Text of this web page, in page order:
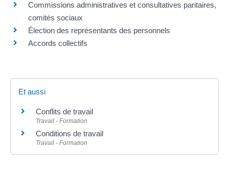
Commissions administratives et consultatives paritaires,
comités sociaux
Élection des représentants des personnels
Accords collectifs
Et aussi
Conflits de travail
Travail - Formation
Conditions de travail
Travail - Formation